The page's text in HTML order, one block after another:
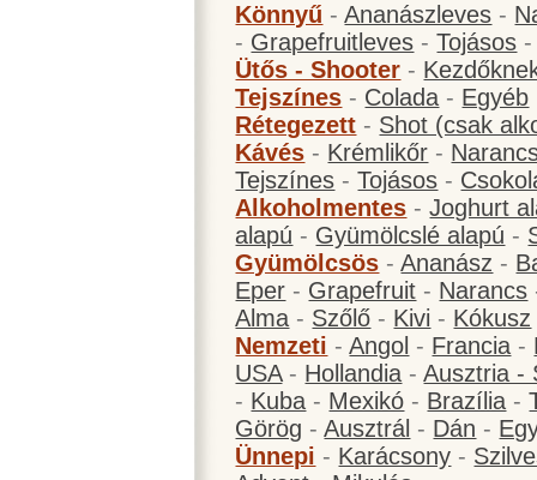
Könnyű -Ananászleves -
- Grapefruitleves -Tojásos
Ütős - Shooter -
Tejszínes - Colada - Egyéb
Rétegezett - Shot (csak
Kávés - Krémlikőr -
Tejszínes -Tojásos -
Alkoholmentes -Joghurt
alapú - Gyümölcslé alapú -
Gyümölcsös -Ananász -
Eper - Grapefruit - Narancs
Alma - Szőlő - Kivi - Kókusz
Nemzeti -Angol - Francia -
USA- Hollandia -Ausztria -
- Kuba - Mexikó - Brazília -
Görög -Ausztrál - Dán -
Ünnepi - Karácsony -